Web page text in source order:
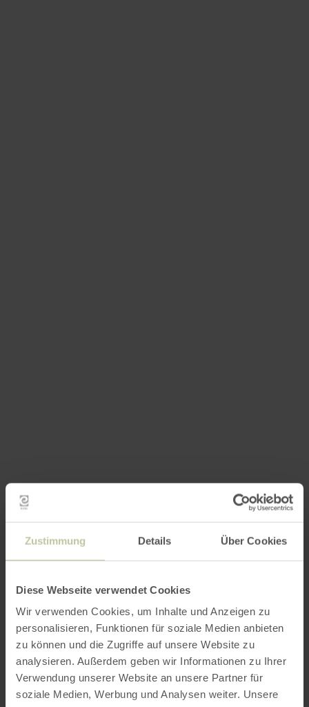
Zustimmung Details Über Cookies
Diese Webseite verwendet Cookies
Wir verwenden Cookies, um Inhalte und Anzeigen zu
personalisieren, Funktionen für soziale Medien anbieten
zu können und die Zugriffe auf unsere Website zu
analysieren. Außerdem geben wir Informationen zu Ihrer
Verwendung unserer Website an unsere Partner für
soziale Medien, Werbung und Analysen weiter. Unsere